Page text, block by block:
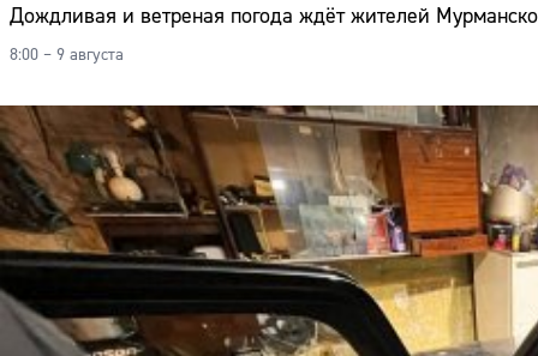
Дождливая и ветреная погода ждёт жителей
8:00 – 9 августа